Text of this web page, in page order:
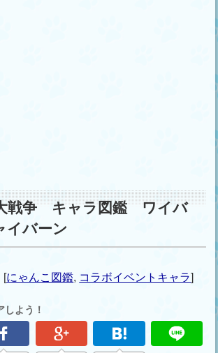
戦争 キャラ図鑑 ワイバ
バーン
[にゃんこ図鑑, コラボイベントキャラ]
よう！